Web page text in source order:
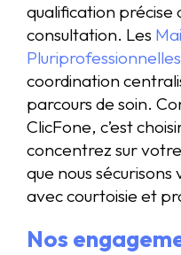
qualification précise
consultation. Les
coordination
parcours de soin.
ClicFone, c’est
concentrez sur
que nous
avec courtoisie et
Nos